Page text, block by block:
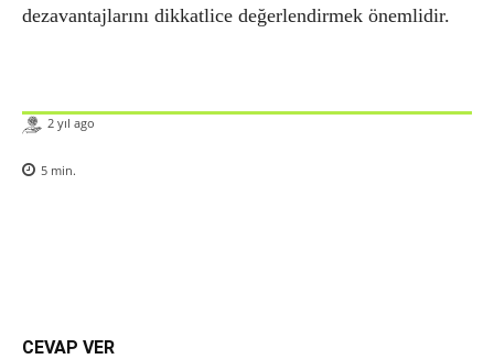
dezavantajlarını dikkatlice değerlendirmek önemlidir.
2 yıl ago
5 min.
CEVAP VER